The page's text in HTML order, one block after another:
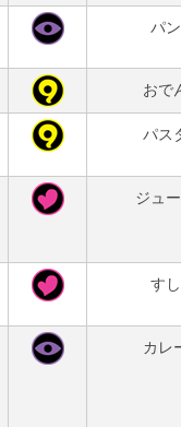
パン
おで
パス
ジュ
すし
カレ